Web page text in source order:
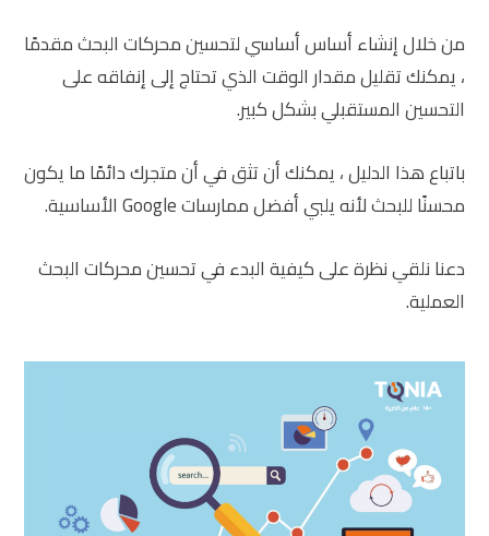
من خلال إنشاء أساس أساسي لتحسين محركات البحث مقدمًا
، يمكنك تقليل مقدار الوقت الذي تحتاج إلى إنفاقه على
التحسين المستقبلي بشكل كبير.
باتباع هذا الدليل ، يمكنك أن تثق في أن متجرك دائمًا ما يكون
محسنًا للبحث لأنه يلبي أفضل ممارسات Google الأساسية.
دعنا نلقي نظرة على كيفية البدء في تحسين محركات البحث
العملية.